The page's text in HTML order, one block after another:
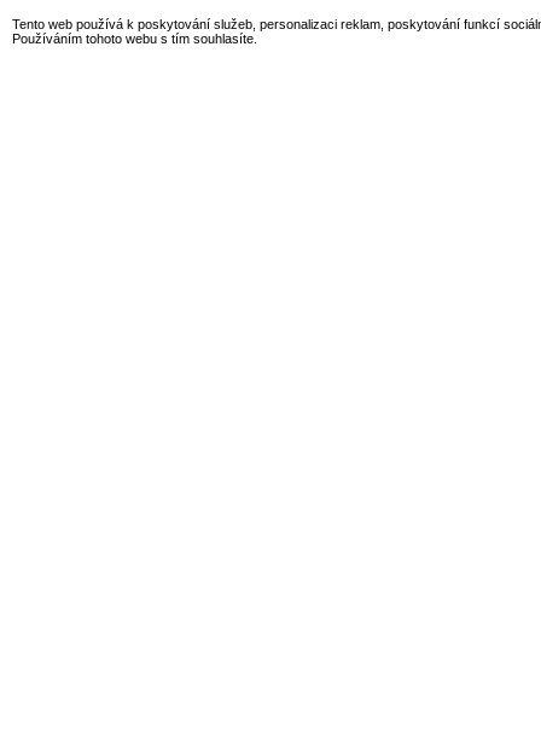
Tento web používá k poskytování služeb, personalizaci reklam, poskytování funkcí
Používáním tohoto webu s tím souhlasíte.